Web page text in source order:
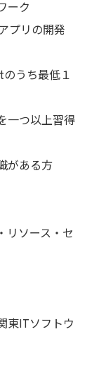
ーク
プリの開発
うち最低１
一つ以上習得
がある方
リソース・セ
東ITソフトウ